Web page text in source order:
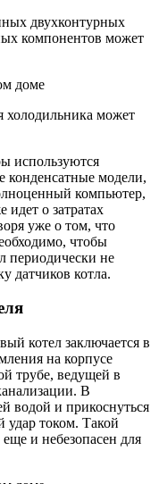
двухконтурных
компонентов может
холодильника может
используются
конденсатные модели,
компьютер,
идет о затратах
уже о том, что
чтобы
периодически не
датчиков котла.
котел заключается в
на корпусе
трубе, ведущей в
В
водой и прикоснуться
током. Такой
и небезопасен для